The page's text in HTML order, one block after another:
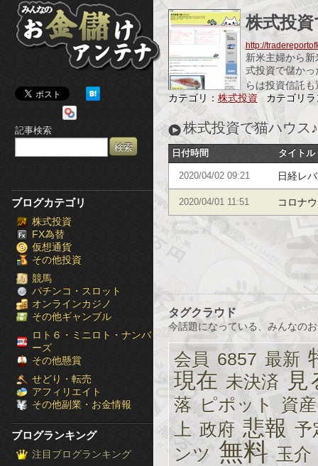
み
ん
な
の
お
金
儲
け
ア
ン
ナ
［ブ
ロ
グ
ラ
ン
記事検索
ブログカテゴリ
株式投資
FX為替
仮想通貨
その他投資
競馬
パチンコ・スロット
オンラインカジノ
その他ギャンブル
ロト６・ミニロト・ナンバ
ーズ
その他懸賞
せどり・転売
アフィリエイト
その他副業・お金情報
ブログランキング
注目ブログランキング
株式投
http://
新米主婦から
式投資で儲か
らは投資信託
カテゴリ： 株式投資 カテゴリ
株式投資で猫ハウス
日付時間 タイトル
2020/04/02 09:21 日経レ
2020/04/01 11:51 コロナ
タグクラウド
今話題になっている、みんなの
会員 6857 最新
現在 未決済 見
落 ピポット 資産
上 政府 悲報 予
ンツ 無料 玉介